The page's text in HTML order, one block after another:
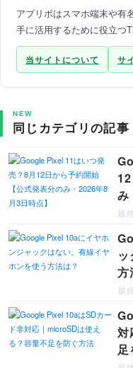
アプリポはスマホ端末や有
手に活用するために役立つ
当サイトについて サ
NEW
同じカテゴリの記事
み
最
方
最
対